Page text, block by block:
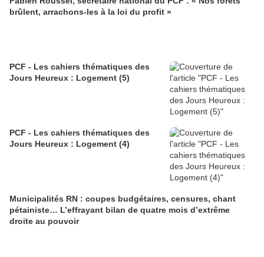
brûlent, arrachons-les à la loi du profit »
PCF - Les cahiers thématiques des
Jours Heureux : Logement (5)
PCF - Les cahiers thématiques des
Jours Heureux : Logement (4)
Municipalités RN : coupes budgétaires, censures, chant
pétainiste… L’effrayant bilan de quatre mois d’extrême
droite au pouvoir